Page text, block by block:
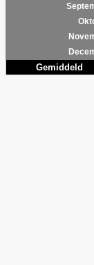
Gemiddeld